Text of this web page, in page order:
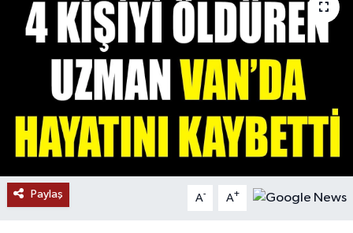
Paylaş A- A+